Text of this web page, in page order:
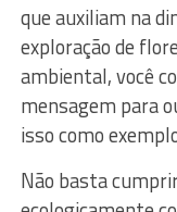
que auxiliam na
exploração de
ambiental, você
mensagem para
isso como
Não basta